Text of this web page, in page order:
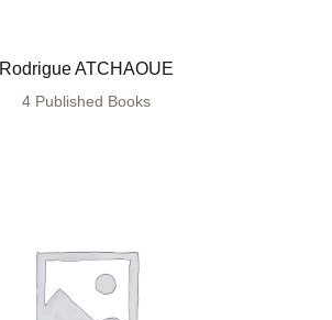
Rodrigue ATCHAOUE
4 Published Books